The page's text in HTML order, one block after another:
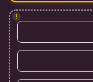
!